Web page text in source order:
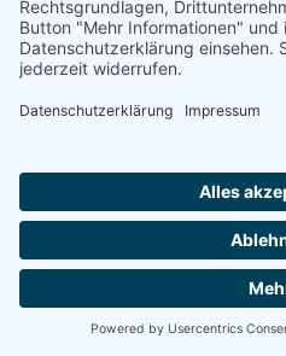
Ein rundum neues
für die
04.12.2025